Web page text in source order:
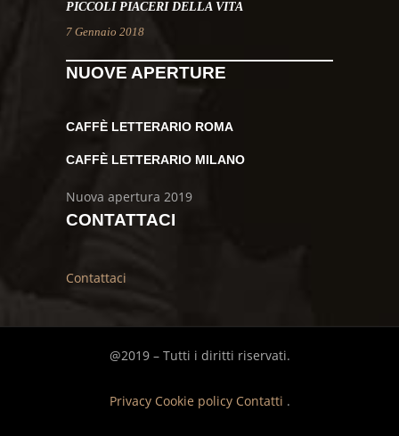
PICCOLI PIACERI DELLA VITA
7 Gennaio 2018
NUOVE APERTURE
CAFFÈ LETTERARIO ROMA
CAFFÈ LETTERARIO MILANO
Nuova apertura 2019
CONTATTACI
Contattaci
@2019 – Tutti i diritti riservati.
Privacy Cookie policy Contatti .